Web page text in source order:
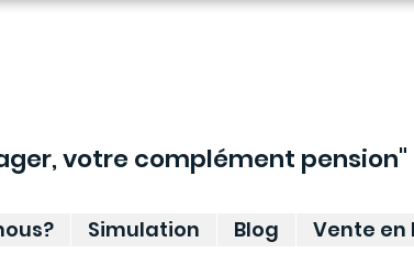
votre complément pension"
Simulation Blog Vente en